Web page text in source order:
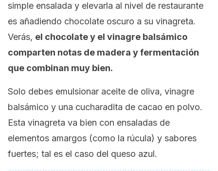
simple ensalada y elevarla al nivel de restaurante
es añadiendo chocolate oscuro a su vinagreta.
Verás, el chocolate y el vinagre balsámico
comparten notas de madera y fermentación
que combinan muy bien.
Solo debes emulsionar aceite de oliva, vinagre
balsámico y una cucharadita de cacao en polvo.
Esta vinagreta va bien con ensaladas de
elementos amargos (como la rúcula) y sabores
fuertes; tal es el caso del queso azul.